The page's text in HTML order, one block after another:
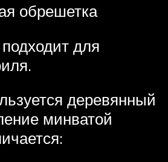
обрешетка
для
деревянный
минватой